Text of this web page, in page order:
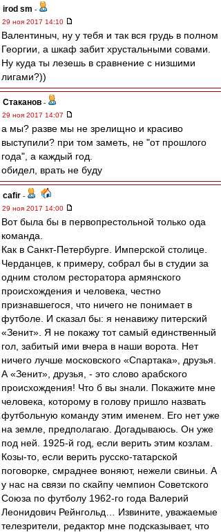
irod sm -
29 ноя 2017 14:10
Валентиныч, ну у тебя и так вся грудь в полном
Георгии, а шкаф забит хрустальными совами.
Ну куда ты лезешь в сравнение с низшими
лигами?))
Cтаканов -
29 ноя 2017 14:07
а мы? разве мы не зрелищно и красиво
выступили? при том заметь, не "от прошлого
года", а каждый год.
обидел, врать не буду
cafir -
29 ноя 2017 14:00
Вот была бы в первопрестольной только ода
команда.
Как в Санкт-Петербурге. Имперской столице.
Черданцев, к примеру, собрал бы в студии за
одним столом ресторатора армянского
происхождения и человека, честно
признавшегося, что ничего не понимает в
футболе. И сказал бы: я ненавижу питерский
«Зенит». Я не покажу тот самый единственный
гол, забитый ими вчера в наши ворота. Нет
ничего лучше московского «Спартака», друзья.
А «Зенит», друзья, - это слово арабского
происхождения! Что б вы знали. Покажите мне
человека, которому в голову пришло назвать
футбольную команду этим именем. Его нет уже
на земле, предполагаю. Догадываюсь. Он уже
под ней. 1925-й год, если верить этим козлам.
Козы-то, если верить русско-татарской
поговорке, смраднее воняют, нежели свиньи. А
у нас на связи по скайпу чемпион Советского
Союза по футболу 1962-го года Валерий
Леонидович Рейнгольд… Извините, уважаемые
телезрители, редактор мне подсказывает, что